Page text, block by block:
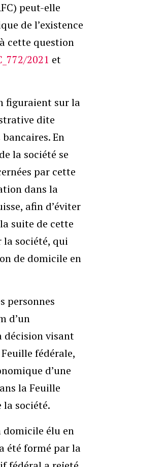
peut-elle
de l’existence
cette question
2021 et
figuraient sur la
dite
En
la société se
par cette
dans la
afin d’éviter
suite de cette
société, qui
de domicile en
personnes
d’un
décision visant
fédérale,
d’une
la Feuille
la société.
domicile élu en
été formé par la